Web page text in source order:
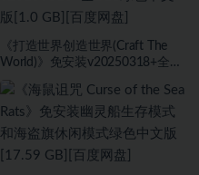
《打造世界创造世界(Craft The
World)》免安装v20250318+全
盘]